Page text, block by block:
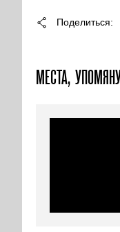
Поделиться
МЕСТА,